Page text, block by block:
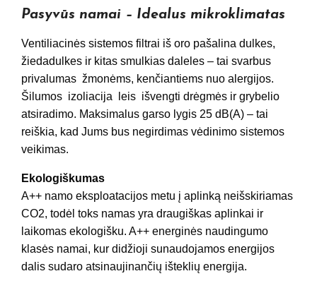
Pasyvūs namai – Idealus mikroklimatas
Ventiliacinės sistemos filtrai iš oro pašalina dulkes,
žiedadulkes ir kitas smulkias daleles – tai svarbus
privalumas žmonėms, kenčiantiems nuo alergijos.
Šilumos izoliacija leis išvengti drėgmės ir grybelio
atsiradimo. Maksimalus garso lygis 25 dB(A) – tai
reiškia, kad Jums bus negirdimas vėdinimo sistemos
veikimas.
Ekologiškumas
A++ namo eksploatacijos metu į aplinką neišskiriamas
CO2, todėl toks namas yra draugiškas aplinkai ir
laikomas ekologišku. A++ energinės naudingumo
klasės namai, kur didžioji sunaudojamos energijos
dalis sudaro atsinaujinančių išteklių energija.